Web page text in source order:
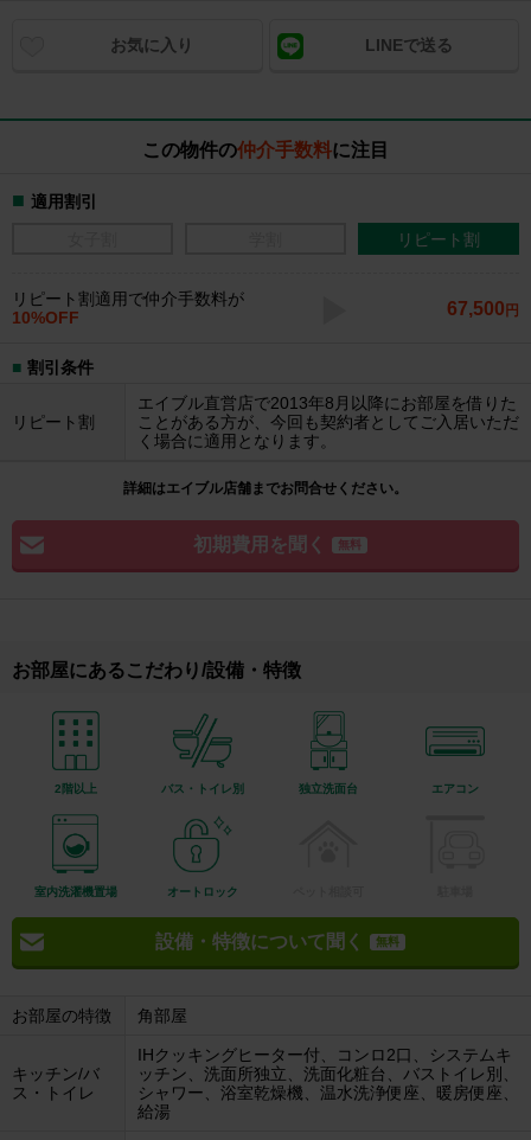
お気に入り LINEで送る
この物件の仲介手数料に注目
適用割引
リピート割
リピート割適用で仲介手数料が
10%OFF
67,500 円
割引条件
リピート割
エイブル直営店で2013年8月以降にお部屋を借りた
ことがある方が、今回も契約者としてご入居いただ
く場合に適用となります。
詳細はエイブル店舗までお問合せください。
初期費用を聞く 無料
お部屋にあるこだわり/設備・特徴
2階以上 バス・トイレ別 独立洗面台 エアコン
室内洗濯機置場 オートロック
設備・特徴について聞く 無料
お部屋の特徴 角部屋
キッチン/バ
ス・トイレ
IHクッキングヒーター付、コンロ2口、システムキ
ッチン、洗面所独立、洗面化粧台、バストイレ別、
シャワー、浴室乾燥機、温水洗浄便座、暖房便座、
給湯